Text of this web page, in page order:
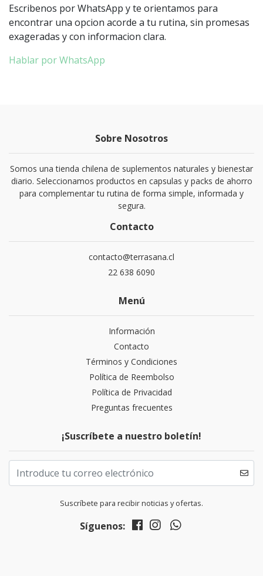
Escribenos por WhatsApp y te orientamos para
encontrar una opcion acorde a tu rutina, sin promesas
exageradas y con informacion clara.
Hablar por WhatsApp
Sobre Nosotros
Somos una tienda chilena de suplementos naturales y bienestar
diario. Seleccionamos productos en capsulas y packs de ahorro
para complementar tu rutina de forma simple, informada y
segura.
Contacto
contacto@terrasana.cl
22 638 6090
Menú
Información
Contacto
Términos y Condiciones
Política de Reembolso
Política de Privacidad
Preguntas frecuentes
¡Suscríbete a nuestro boletín!
Suscríbete para recibir noticias y ofertas.
Síguenos: